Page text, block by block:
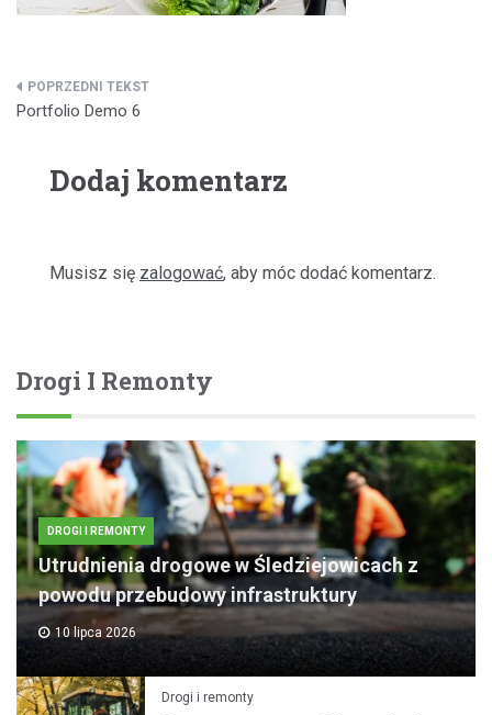
Nawigacja
Portfolio Demo 6
Dodaj komentarz
Musisz się zalogować, aby móc dodać komentarz.
Drogi I Remonty
DROGI I REMONTY
Utrudnienia drogowe w Śledziejowicach z
powodu przebudowy infrastruktury
10 lipca 2026
Drogi i remonty